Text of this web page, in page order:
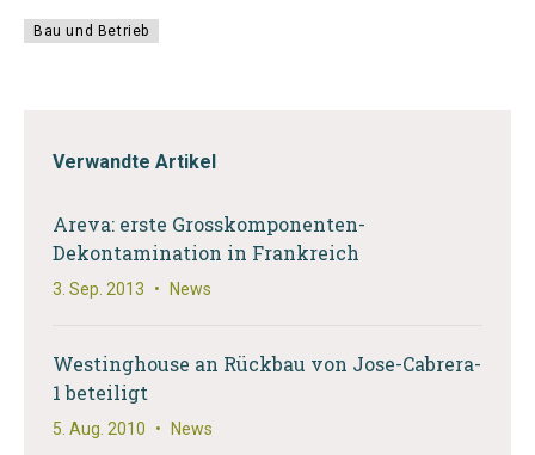
Bau und Betrieb
Verwandte Artikel
Areva: erste Grosskomponenten-
Dekontamination in Frankreich
3. Sep. 2013 • News
Westinghouse an Rückbau von Jose-Cabrera-
1 beteiligt
5. Aug. 2010 • News